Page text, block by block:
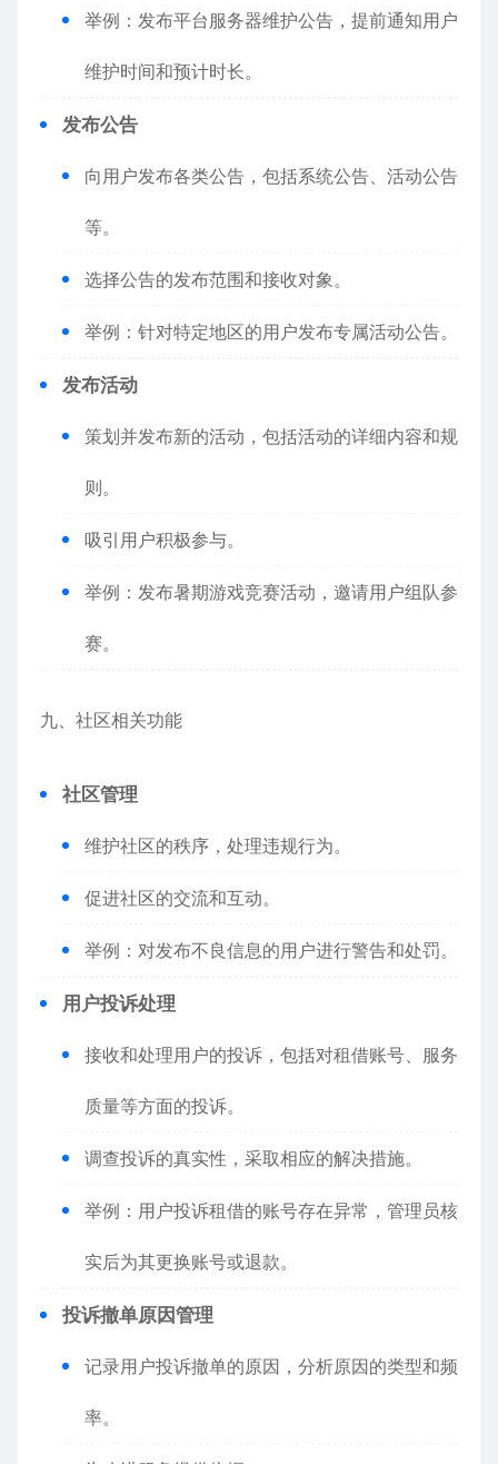
举例：发布平台服务器维护公告，提前通知用户
维护时间和预计时长。
发布公告
向用户发布各类公告，包括系统公告、活动公告
等。
选择公告的发布范围和接收对象。
举例：针对特定地区的用户发布专属活动公告。
发布活动
策划并发布新的活动，包括活动的详细内容和规
则。
吸引用户积极参与。
举例：发布暑期游戏竞赛活动，邀请用户组队参
赛。
九、社区相关功能
社区管理
维护社区的秩序，处理违规行为。
促进社区的交流和互动。
举例：对发布不良信息的用户进行警告和处罚。
用户投诉处理
接收和处理用户的投诉，包括对租借账号、服务
质量等方面的投诉。
调查投诉的真实性，采取相应的解决措施。
举例：用户投诉租借的账号存在异常，管理员核
实后为其更换账号或退款。
投诉撤单原因管理
记录用户投诉撤单的原因，分析原因的类型和频
率。